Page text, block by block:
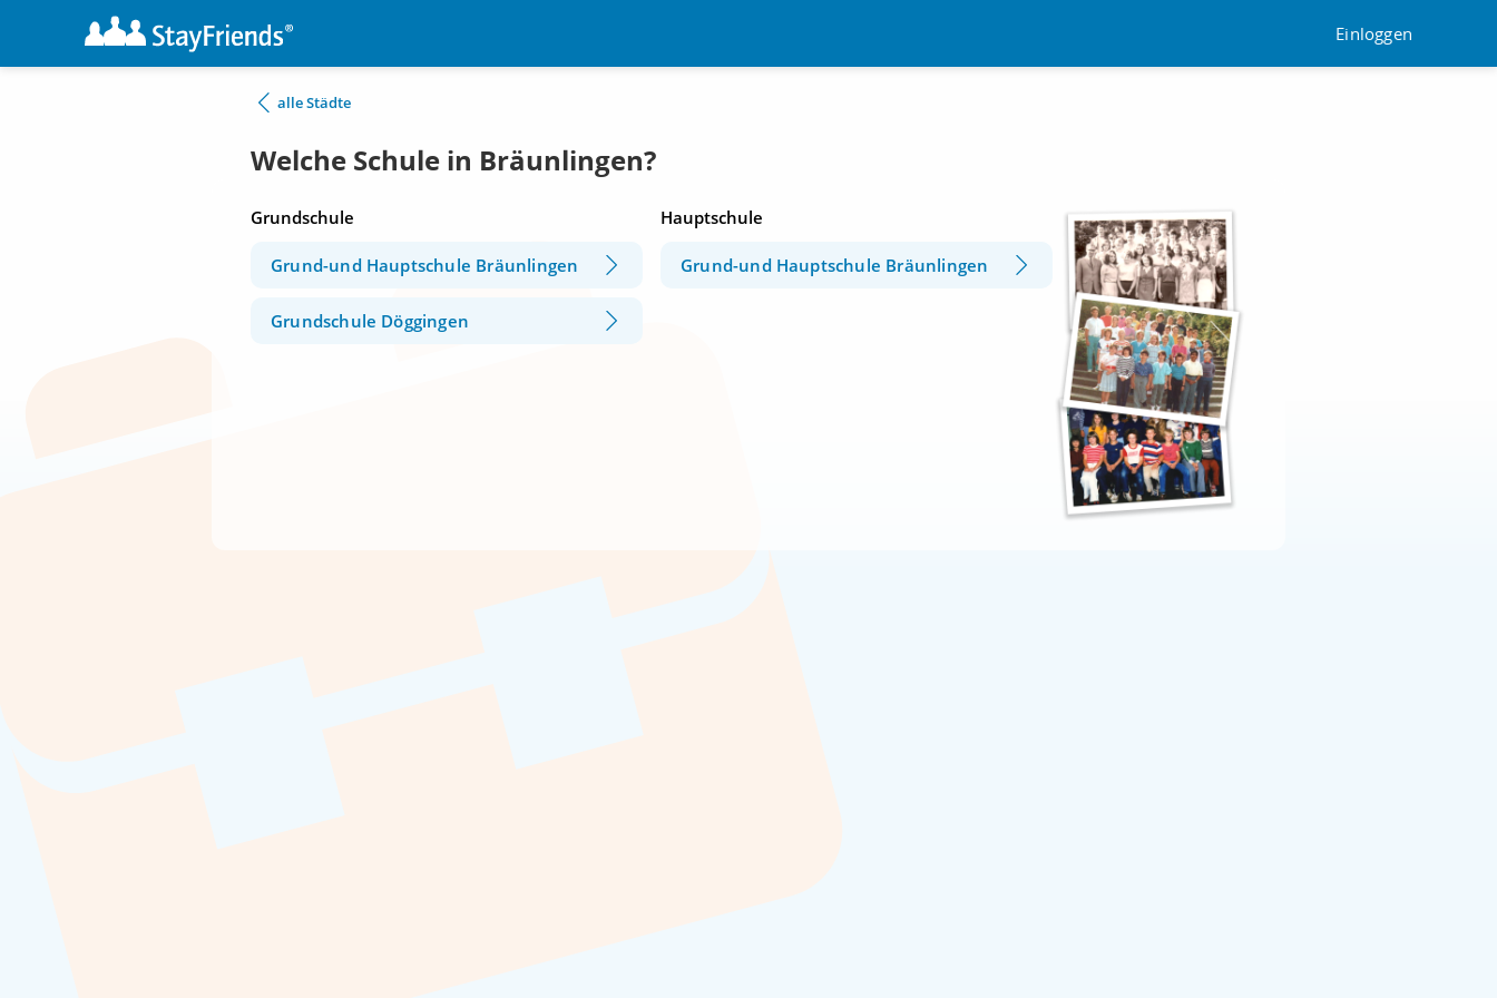
Einloggen
alle Städte
Welche Schule in Bräunlingen?
Grundschule
Grund-und Hauptschule Bräunlingen
Grundschule Döggingen
Hauptschule
Grund-und Hauptschule Bräunlingen